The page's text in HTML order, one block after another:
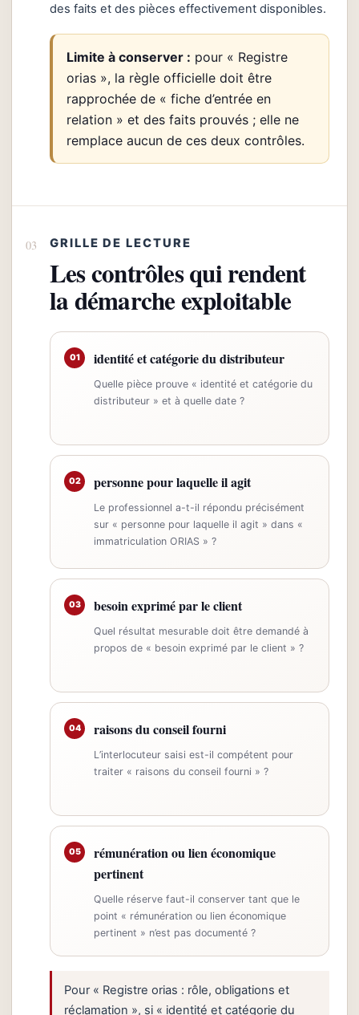
des faits et des pièces effectivement disponibles.
Limite à conserver : pour « Registre
orias », la règle officielle doit être
rapprochée de « fiche d’entrée en
relation » et des faits prouvés ; elle ne
remplace aucun de ces deux contrôles.
GRILLE DE LECTURE
Les contrôles qui rendent
la démarche exploitable
01 identité et catégorie du distributeur
Quelle pièce prouve « identité et catégorie du
distributeur » et à quelle date ?
02 personne pour laquelle il agit
Le professionnel a-t-il répondu précisément
sur « personne pour laquelle il agit » dans «
immatriculation ORIAS » ?
03 besoin exprimé par le client
Quel résultat mesurable doit être demandé à
propos de « besoin exprimé par le client » ?
04 raisons du conseil fourni
L’interlocuteur saisi est-il compétent pour
traiter « raisons du conseil fourni » ?
05
rémunération ou lien économique
pertinent
Quelle réserve faut-il conserver tant que le
point « rémunération ou lien économique
pertinent » n’est pas documenté ?
Pour « Registre orias : rôle, obligations et
réclamation », si « identité et catégorie du